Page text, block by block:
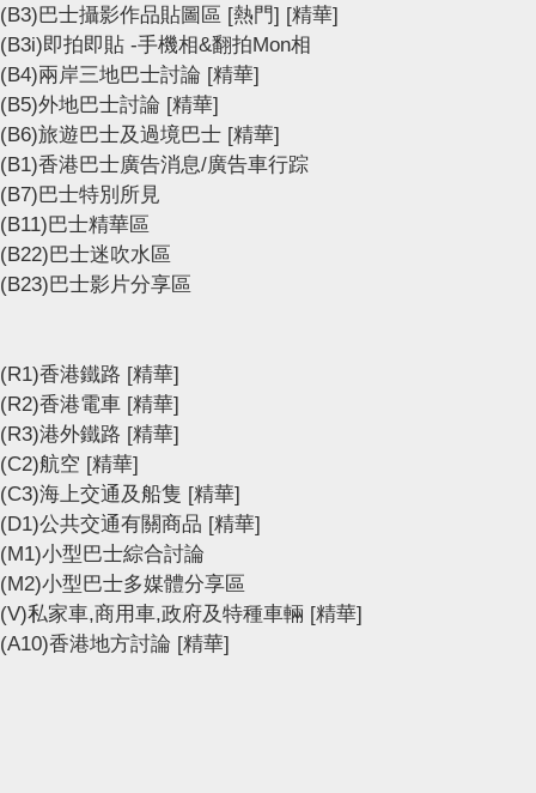
(B3)巴士攝影作品貼圖區 [熱門] [精華]
(B3i)即拍即貼 -手機相&翻拍Mon相
(B4)兩岸三地巴士討論 [精華]
(B5)外地巴士討論 [精華]
(B6)旅遊巴士及過境巴士 [精華]
(B1)香港巴士廣告消息/廣告車行踪
(B7)巴士特別所見
(B11)巴士精華區
(B22)巴士迷吹水區
(B23)巴士影片分享區
(R1)香港鐵路 [精華]
(R2)香港電車 [精華]
(R3)港外鐵路 [精華]
(C2)航空 [精華]
(C3)海上交通及船隻 [精華]
(D1)公共交通有關商品 [精華]
(M1)小型巴士綜合討論
(M2)小型巴士多媒體分享區
(V)私家車,商用車,政府及特種車輛 [精華]
(A10)香港地方討論 [精華]